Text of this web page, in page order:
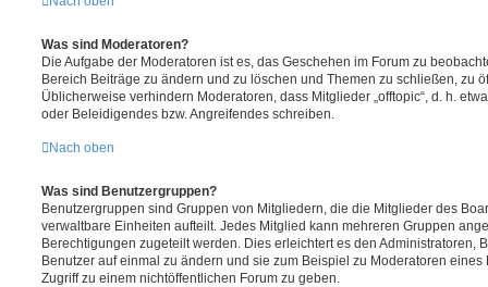
Was sind Moderatoren?
Die Aufgabe der Moderatoren ist es, das Geschehen im Forum zu
Bereich Beiträge zu ändern und zu löschen und Themen zu schließen, zu
Üblicherweise verhindern Moderatoren, dass Mitglieder „offtopic“, d. h.
oder Beleidigendes bzw. Angreifendes schreiben.
Nach oben
Was sind Benutzergruppen?
Benutzergruppen sind Gruppen von Mitgliedern, die die Mitglieder des
verwaltbare Einheiten aufteilt. Jedes Mitglied kann mehreren Gruppen
Berechtigungen zugeteilt werden. Dies erleichtert es den Administratoren,
Benutzer auf einmal zu ändern und sie zum Beispiel zu Moderatoren
Zugriff zu einem nichtöffentlichen Forum zu geben.